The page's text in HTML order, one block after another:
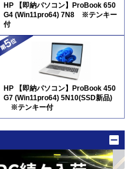
HP 【即納パソコン】ProBook 650
G4 (Win11pro64) 7N8 ※テンキー
付
HP 【即納パソコン】ProBook 450
G7 (Win11pro64) 5N10(SSD新品)
※テンキー付